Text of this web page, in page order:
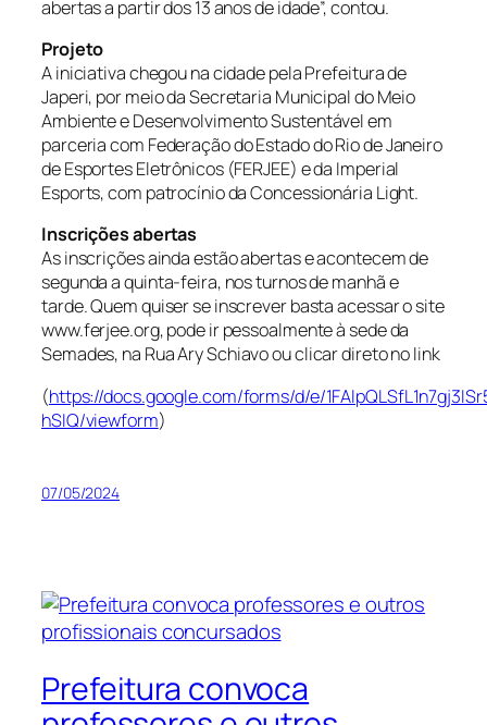
abertas a partir dos 13 anos de idade”, contou.
Projeto
A iniciativa chegou na cidade pela Prefeitura de
Japeri, por meio da Secretaria Municipal do Meio
Ambiente e Desenvolvimento Sustentável em
parceria com Federação do Estado do Rio de Janeiro
de Esportes Eletrônicos (FERJEE) e da Imperial
Esports, com patrocínio da Concessionária Light.
Inscrições abertas
As inscrições ainda estão abertas e acontecem de
segunda a quinta-feira, nos turnos de manhã e
tarde. Quem quiser se inscrever basta acessar o site
www.ferjee.org, pode ir pessoalmente à sede da
Semades, na Rua Ary Schiavo ou clicar direto no link
(https://docs.google.com/forms/d/e/
hSIQ/viewform)
07/05/2024
Prefeitura convoca